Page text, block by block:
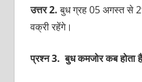
उत्तर 2.बुध ग्रह 05 अगस्त से
वक्री रहेंगे।
प्रश्न 3. बुध कमजोर कब होता